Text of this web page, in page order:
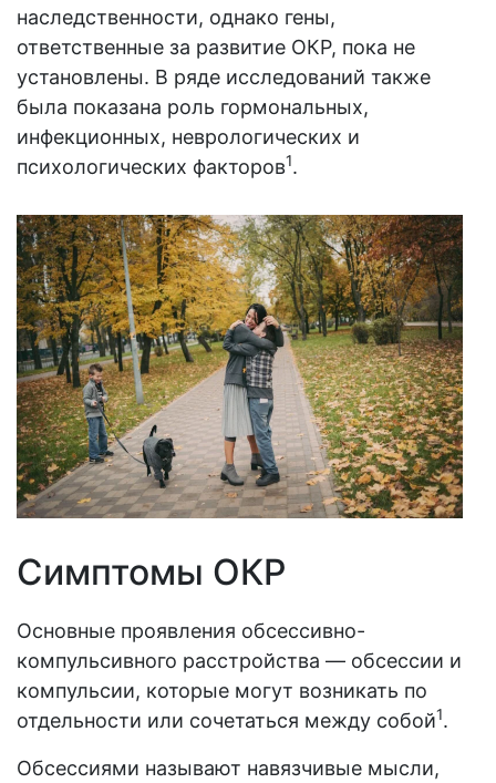
наследственности, однако гены,
ответственные за развитие ОКР, пока не
установлены. В ряде исследований также
была показана роль гормональных,
инфекционных, неврологических и
психологических факторов1.
Симптомы ОКР
Основные проявления обсессивно-
компульсивного расстройства — обсессии и
компульсии, которые могут возникать по
отдельности или сочетаться между собой1.
Обсессиями называют навязчивые мысли,